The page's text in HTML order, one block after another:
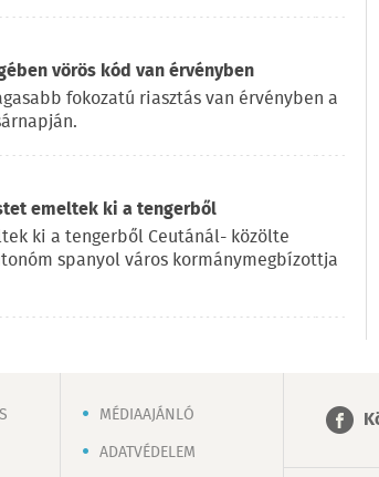
vörös kód van érvényben
fokozatú riasztás van érvényben a
emeltek ki a tengerből
ki a tengerből Ceutánál- közölte
spanyol város kormánymegbízottja
MÉDIAAJÁNLÓ
ADATVÉDELEM